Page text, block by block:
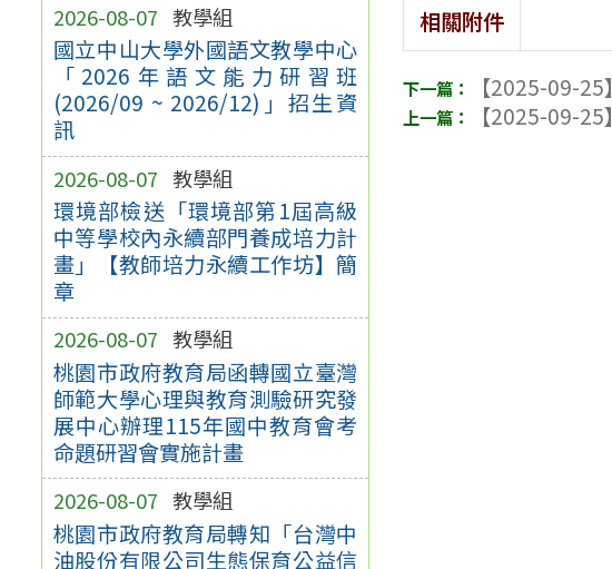
2026-08-07 教學組
國立中山大學外國語文教學中心
「2026年語文能力研習班
(2026/09 ~ 2026/12)」招生資
訊
2026-08-07 教學組
環境部檢送「環境部第1屆高級
中等學校內永續部門養成培力計
畫」【教師培力永續工作坊】簡
章
2026-08-07 教學組
桃園市政府教育局函轉國立臺灣
師範大學心理與教育測驗研究發
展中心辦理115年國中教育會考
命題研習會實施計畫
2026-08-07 教學組
桃園市政府教育局轉知「台灣中
油股份有限公司生態保育公益信
相關附件
【2025-09-25】
【2025-09-25】